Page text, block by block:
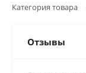
Категория товара
Отзывы